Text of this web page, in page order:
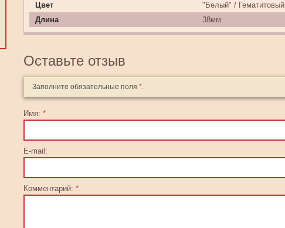
Цвет
"Белый" / Гематитовый
Длина
38мм
Оставьте отзыв
Заполните обязательные поля *.
Имя: *
E-mail:
Комментарий: *